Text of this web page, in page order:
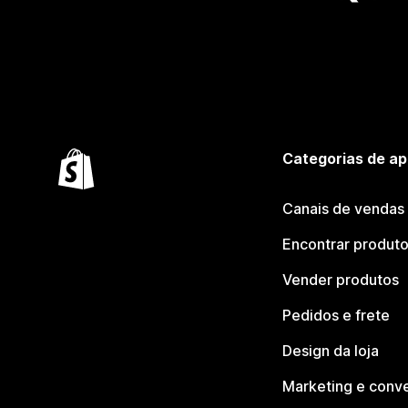
Categorias de
Canais de vendas
Encontrar
Vender produtos
Pedidos e frete
Design da loja
Marketing e